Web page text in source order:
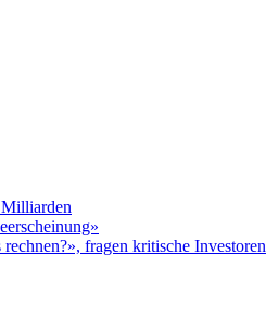
fragen kritische Investoren